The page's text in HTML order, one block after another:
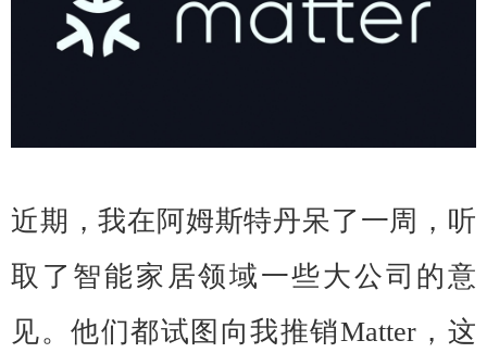
近期，我在阿姆斯特丹呆了一周，听
取了智能家居领域一些大公司的意
见。他们都试图向我推销Matter，这